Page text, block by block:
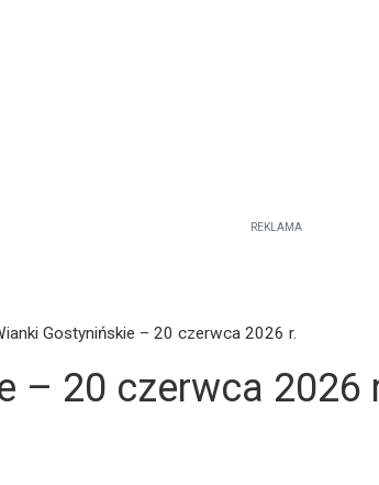
REKLAMA
Gostynińskie – 20 czerwca 2026 r.
– 20 czerwca 2026